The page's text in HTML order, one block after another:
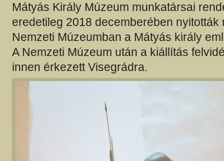
Mátyás Király Múzeum munkatársai
eredetileg 2018 decemberében nyitották
Nemzeti Múzeumban a Mátyás király
A Nemzeti Múzeum után a kiállítás
innen érkezett Visegrádra.